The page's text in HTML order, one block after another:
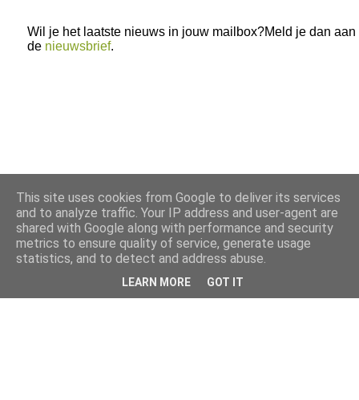
Wil je het laatste nieuws in jouw mailbox?Meld je dan aan
de nieuwsbrief.
This site uses cookies from Google to deliver its services
and to analyze traffic. Your IP address and user-agent are
shared with Google along with performance and security
metrics to ensure quality of service, generate usage
statistics, and to detect and address abuse.
LEARN MORE GOT IT